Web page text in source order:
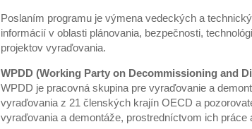
Poslaním programu je výmena vedeckých a
informácií v oblasti plánovania, bezpečnosti,
projektov vyraďovania.
WPDD (Working Party on Decommissioning and
WPDD je pracovná skupina pre vyraďovanie a
vyraďovania z 21 členských krajín OECD a
vyraďovania a demontáže, prostredníctvom ich